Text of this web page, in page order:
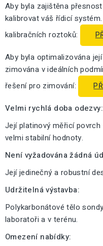
Aby byla zajištěna
kalibrovat váš řídicí
kalibračních roztoků:
Aby byla optimalizována
zimována v ideálních
řešení pro zimování:
Velmi rychlá doba odezvy:
Její platinový měřicí
velmi stabilní hodnoty.
Není vyžadována žádná
Její jedinečný a robustní
Udržitelná výstavba:
Polykarbonátové tělo
laboratoři a v terénu.
Omezení nabídky: